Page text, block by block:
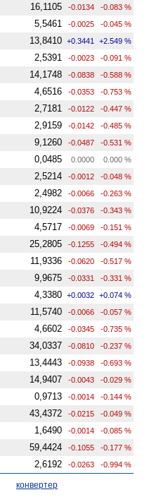
16,1105 -0.0134 -0.083 %
5,5461 -0.0025 -0.045 %
13,8410 +0.3441 +2.549 %
2,5391 -0.0023 -0.091 %
14,1748 -0.0838 -0.588 %
4,6516 -0.0353 -0.753 %
2,7181 -0.0122 -0.447 %
2,9159 -0.0142 -0.485 %
9,1260 -0.0487 -0.531 %
0,0485 0.0000 0.000 %
2,5214 -0.0012 -0.048 %
2,4982 -0.0066 -0.263 %
10,9224 -0.0376 -0.343 %
4,5717 -0.0069 -0.151 %
25,2805 -0.1255 -0.494 %
11,9336 -0.0620 -0.517 %
9,9675 -0.0331 -0.331 %
4,3380 +0.0032 +0.074 %
11,5740 -0.0066 -0.057 %
4,6602 -0.0345 -0.735 %
34,0337 -0.0810 -0.237 %
13,4443 -0.0938 -0.693 %
14,9407 -0.0043 -0.029 %
0,9713 -0.0014 -0.144 %
43,4372 -0.0215 -0.049 %
1,6490 -0.0014 -0.085 %
59,4424 -0.1055 -0.177 %
2,6192 -0.0263 -0.994 %
конвертер